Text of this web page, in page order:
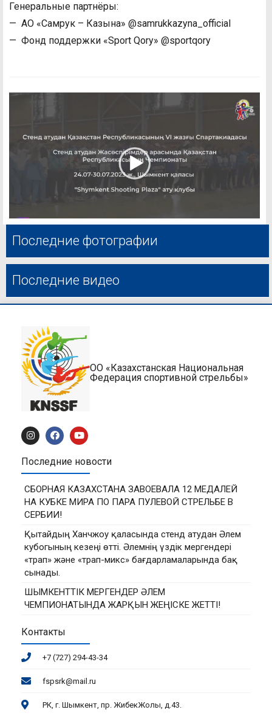
Генеральные партнёры:
— АО «Самрук – Казына» @samrukkazyna_official
— Фонд поддержки «Sport Qory» @sportqory
Последние фотографии
Последние видео
ОО «Казахстанская Национальная
Федерация спортивной стрельбы»
Последние новости
СБОРНАЯ КАЗАХСТАНА ЗАВОЕВАЛА 12 МЕДАЛЕЙ
НА КУБКЕ МИРА ПО ПАРА ПУЛЕВОЙ СТРЕЛЬБЕ В
СЕРБИИ!
Қытайдың Ханчжоу қаласында стенд атудан Әлем
кубогының кезеңі өтті. Әлемнің үздік мергендері
«трап» және «трап-микс» бағдарламаларында бақ
сынады.
ШЫМКЕНТТІК МЕРГЕНДЕР ӘЛЕМ
ЧЕМПИОНАТЫНДА ЖАРҚЫН ЖЕҢІСКЕ ЖЕТТІ!
Контакты
+7 (727) 294-43-34
fspsrk@mail.ru
РК, г. Шымкент, пр. ЖибекЖолы, д.43.